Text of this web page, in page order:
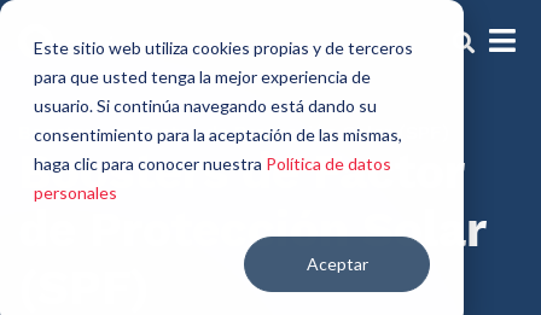
Este sitio web utiliza cookies propias y de terceros
para que usted tenga la mejor experiencia de
usuario. Si continúa navegando está dando su
consentimiento para la aceptación de las mismas,
haga clic para conocer nuestra Política de datos
personales
Aceptar
Boosters de Factor de Protección Solar (SPF)
Boosters de Factor
de Protección Solar